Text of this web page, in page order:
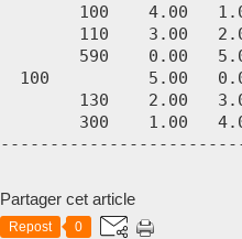
Partager cet article
Repost 0